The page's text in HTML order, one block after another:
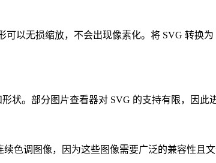
以无损缩放，不会出现像素化。将 SVG 转换
。部分图片查看器对 SVG 的支持有限，因此
色调图像，因为这些图像需要广泛的兼容性且文